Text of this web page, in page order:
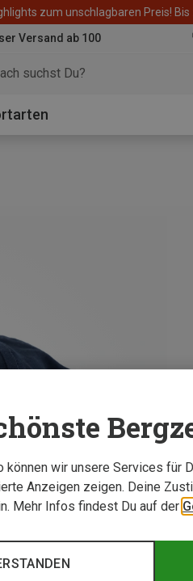
zum unschlagbaren Preis!
Versand ab 100
wir unsere Services für
Anzeigen zeigen. Deine
Mehr Infos findest Du auf der